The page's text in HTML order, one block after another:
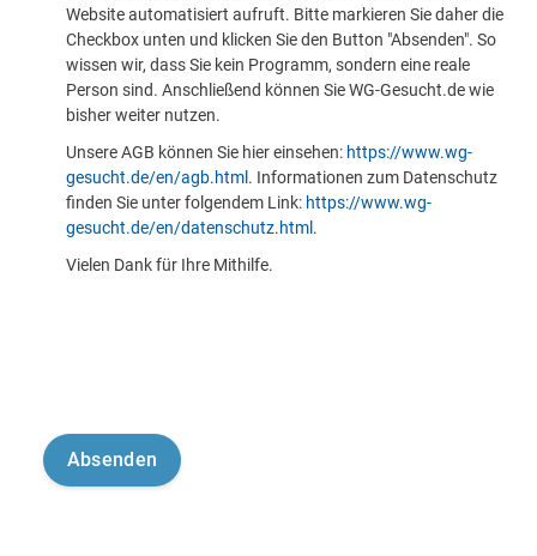
Website automatisiert aufruft. Bitte markieren Sie daher die
Checkbox unten und klicken Sie den Button "Absenden". So
wissen wir, dass Sie kein Programm, sondern eine reale
Person sind. Anschließend können Sie WG-Gesucht.de wie
bisher weiter nutzen.
Unsere AGB können Sie hier einsehen: https://www.wg-
gesucht.de/en/agb.html . Informationen zum Datenschutz
finden Sie unter folgendem Link: https://www.wg-
gesucht.de/en/datenschutz.html .
Vielen Dank für Ihre Mithilfe.